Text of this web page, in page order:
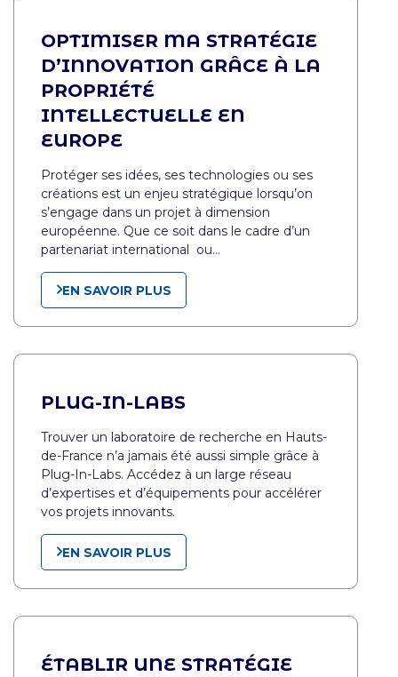
OPTIMISER MA STRATÉGIE
D’INNOVATION GRÂCE À LA
PROPRIÉTÉ
INTELLECTUELLE EN
EUROPE
Protéger ses idées, ses technologies ou ses
créations est un enjeu stratégique lorsqu’on
s’engage dans un projet à dimension
européenne. Que ce soit dans le cadre d’un
partenariat international ou…
EN SAVOIR PLUS
PLUG-IN-LABS
Trouver un laboratoire de recherche en Hauts-
de-France n’a jamais été aussi simple grâce à
Plug-In-Labs. Accédez à un large réseau
d’expertises et d’équipements pour accélérer
vos projets innovants.
EN SAVOIR PLUS
ÉTABLIR UNE STRATÉGIE